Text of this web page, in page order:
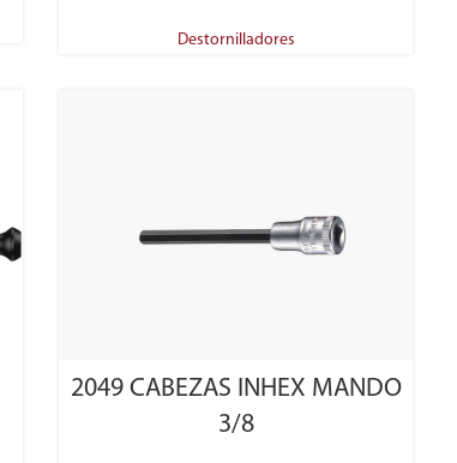
Destornilladores
2049 CABEZAS INHEX MANDO
3/8